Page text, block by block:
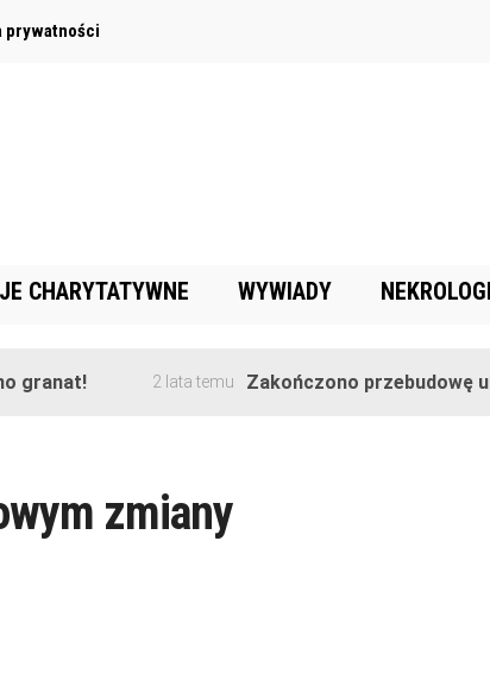
prywatności
CHARYTATYWNE WYWIADY NEKROLOGI
granat! 2 lata temu Zakończono przebudowę ul.
zmiany